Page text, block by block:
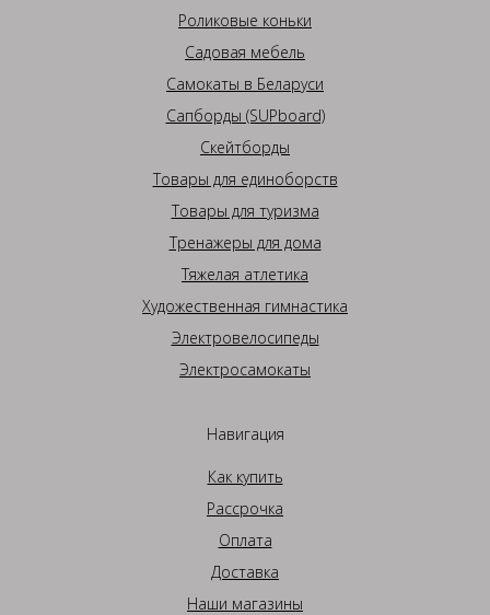
Роликовые коньки
Садовая мебель
Самокаты в Беларуси
Сапборды (SUPboard)
Скейтборды
Товары для единоборств
Товары для туризма
Тренажеры для дома
Тяжелая атлетика
Художественная гимнастика
Электровелосипеды
Электросамокаты
Навигация
Как купить
Рассрочка
Оплата
Доставка
Наши магазины